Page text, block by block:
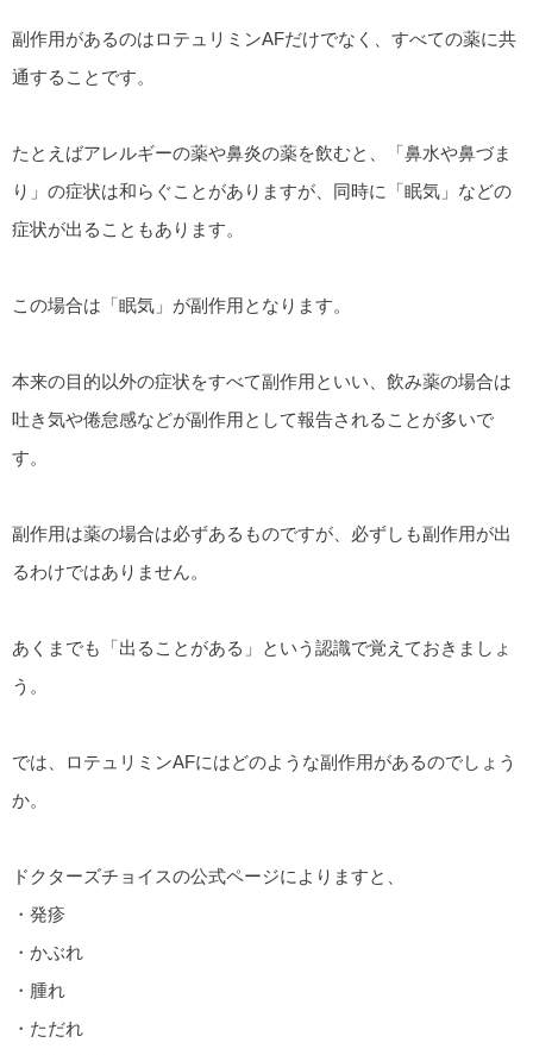
副作用があるのはロテュリミンAFだけでなく、すべての薬に共
通することです。
たとえばアレルギーの薬や鼻炎の薬を飲むと、「鼻水や鼻づま
り」の症状は和らぐことがありますが、同時に「眠気」などの
症状が出ることもあります。
この場合は「眠気」が副作用となります。
本来の目的以外の症状をすべて副作用といい、飲み薬の場合は
吐き気や倦怠感などが副作用として報告されることが多いで
す。
副作用は薬の場合は必ずあるものですが、必ずしも副作用が出
るわけではありません。
あくまでも「出ることがある」という認識で覚えておきましょ
う。
では、ロテュリミンAFにはどのような副作用があるのでしょう
か。
ドクターズチョイスの公式ページによりますと、
・発疹
・かぶれ
・腫れ
・ただれ